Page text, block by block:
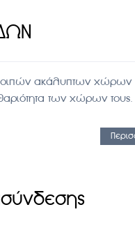
λοιπών ακάλυπτων
των χώρων